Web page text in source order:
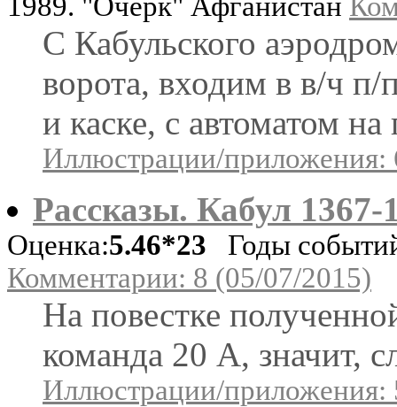
С Кабульского
ворота, входим в в/ч
и каске, с автоматом на
Иллюстрации/приложения:
Рассказы. Кабул 1367-
Оценка:5.46*23 Годы
Комментарии: 8 (05/07/2015)
На повестке
команда 20 А, значит,
Иллюстрации/приложения: